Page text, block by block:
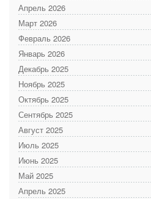
Апрель 2026
Март 2026
Февраль 2026
Январь 2026
Декабрь 2025
Ноябрь 2025
Октябрь 2025
Сентябрь 2025
Август 2025
Июль 2025
Июнь 2025
Май 2025
Апрель 2025